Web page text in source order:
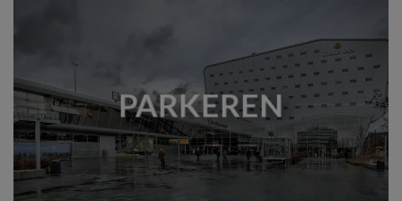
PARKEREN